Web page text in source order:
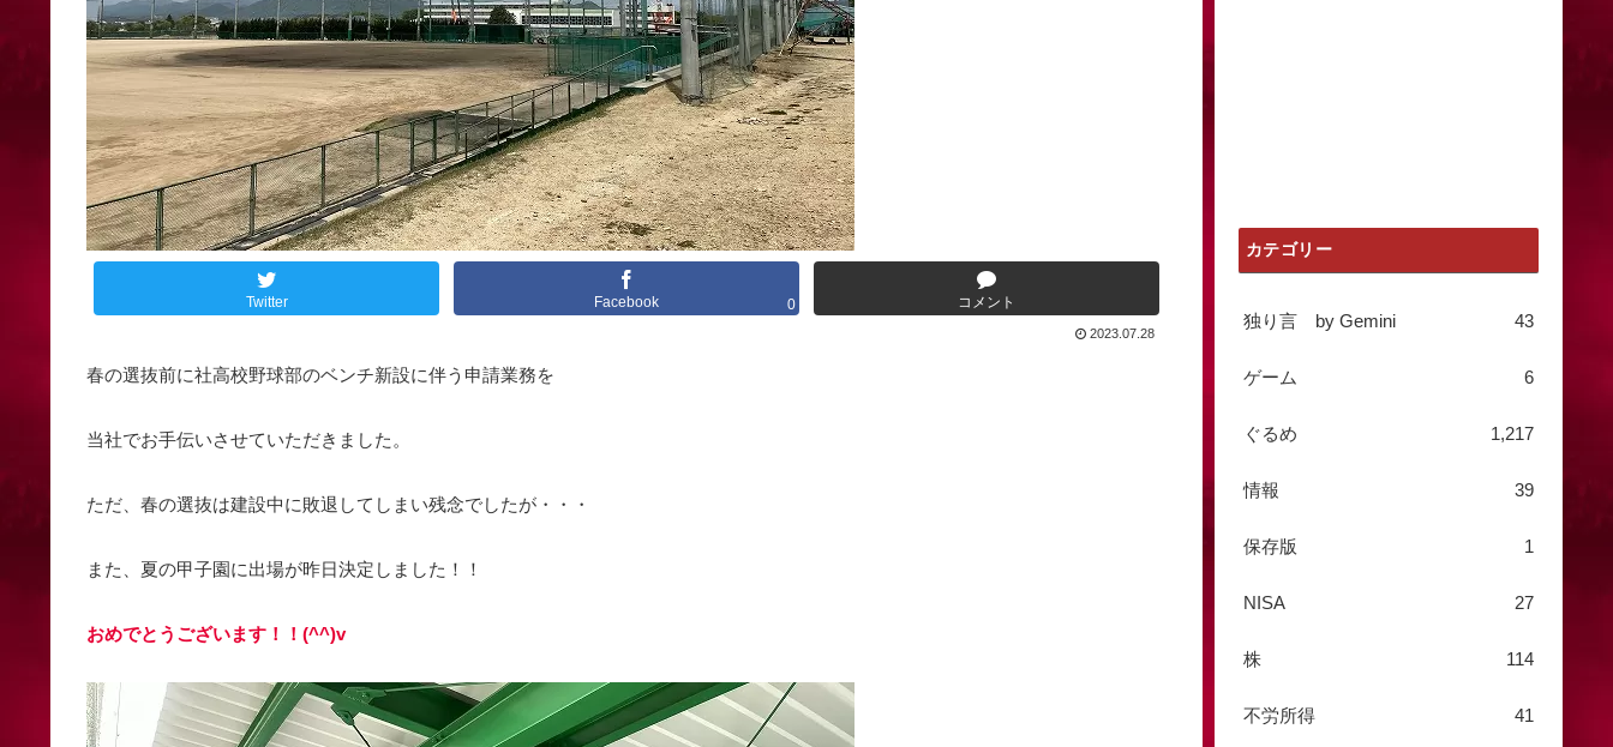
Twitter Facebook 0 コメント
2023.07.28
春の選抜前に社高校野球部のベンチ新設に伴う申請業務を
当社でお手伝いさせていただきました。
ただ、春の選抜は建設中に敗退してしまい残念でしたが・・・
また、夏の甲子園に出場が昨日決定しました！！
おめでとうございます！！(^^)v
カテゴリー
独り言 by Gemini 43
ゲーム 6
ぐるめ 1,217
情報 39
保存版 1
NISA 27
株 114
不労所得 41